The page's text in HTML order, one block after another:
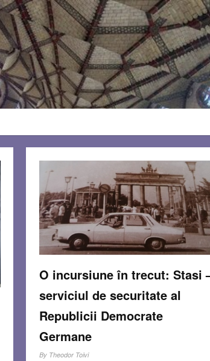
O incursiune în trecut: Stasi
serviciul de securitate al
Republicii Democrate
Germane
By Theodor Toivi